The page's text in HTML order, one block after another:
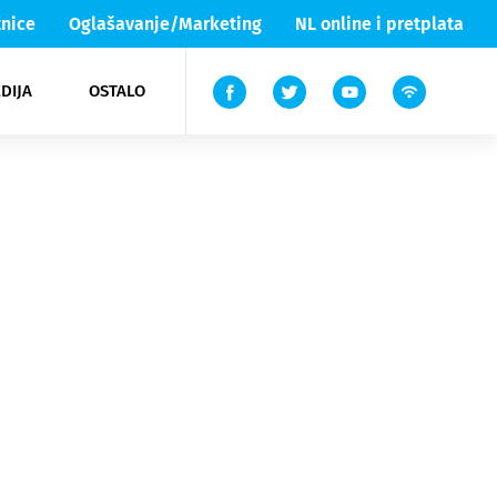
Oglašavanje/Marketing NL online i pretplata
OSTALO
Lika & Senj
TV